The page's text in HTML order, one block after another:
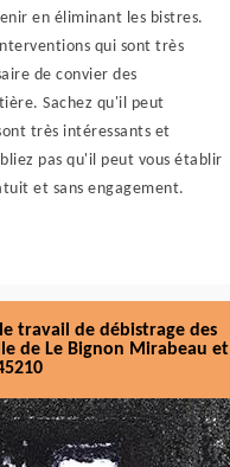
en éliminant les bistres.
qui sont très
de convier des
Sachez qu'il peut
très intéressants et
pas qu'il peut vous établir
et sans engagement.
travail de débistrage des
de Le Bignon Mirabeau et